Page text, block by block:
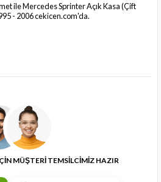
ile Mercedes Sprinter Açık Kasa (Çift
- 2006 cekicen.com'da.
MÜŞTERİ TEMSİLCİMİZ HAZIR